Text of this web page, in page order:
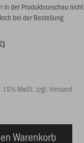
in der Produktvorschau nicht
bei der Bestellung
19% MwSt. zzgl. Versand
Warenkorb